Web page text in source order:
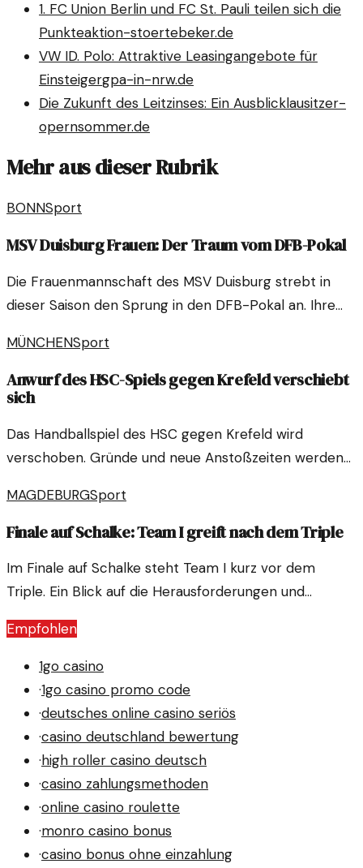
1. FC Union Berlin und FC St. Pauli teilen sich die
Punkteaktion-stoertebeker.de
VW ID. Polo: Attraktive Leasingangebote für
Einsteigergpa-in-nrw.de
Die Zukunft des Leitzinses: Ein Ausblicklausitzer-
opernsommer.de
Mehr aus dieser Rubrik
BONNSport
MSV Duisburg Frauen: Der Traum vom DFB-Pokal
Die Frauenmannschaft des MSV Duisburg strebt in
dieser Saison den Sprung in den DFB-Pokal an. Ihre
Herausforderungen zu meistern.
MÜNCHENSport
Anwurf des HSC-Spiels gegen Krefeld verschiebt
sich
Das Handballspiel des HSC gegen Krefeld wird
verschoben. Gründe und neue Anstoßzeiten werden
MAGDEBURGSport
Finale auf Schalke: Team I greift nach dem Triple
Im Finale auf Schalke steht Team I kurz vor dem
Triple. Ein Blick auf die Herausforderungen und
Chancen, die das bevorstehende Spiel mit sich bringt.
Empfohlen
1go casino
·1go casino promo code
·deutsches online casino seriös
·casino deutschland bewertung
·high roller casino deutsch
·casino zahlungsmethoden
·online casino roulette
·monro casino bonus
·casino bonus ohne einzahlung